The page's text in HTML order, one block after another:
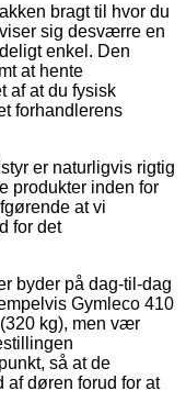
bragt til hvor du
sig desværre en
enkel. Den
at hente
af at du fysisk
forhandlerens
er naturligvis rigtig
produkter inden for
at vi
for det
byder på dag-til-dag
Gymleco 410
kg), men vær
så at de
af døren forud for at